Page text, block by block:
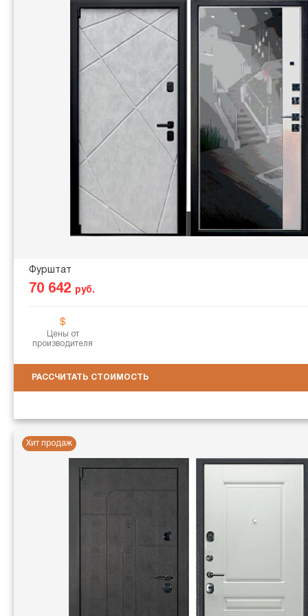
Фурштат
70 642 руб.
Цены от
производителя
РАССЧИТАТЬ СТОИМОСТЬ
Хит продаж